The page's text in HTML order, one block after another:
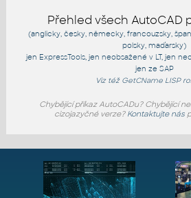
Přehled všech AutoCAD
(anglicky, česky, německy, francouzsky,
polsky, maďarsky)
jen ExpressTools , jen neobsažené v LT, jen
jen ze SAP
Viz též GetCNameLISP
Chybějící příkaz AutoCADu? Chybějící
cizojazyčné verze? Kontaktujte nás